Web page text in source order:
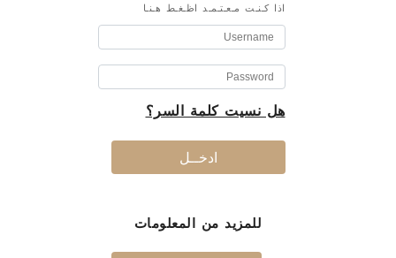
اذا كـنـت مـعـتـمـد اظـغـط هـنـا
هل نسيت كلمة السر؟
ادخــل
للمزيد من المعلومات